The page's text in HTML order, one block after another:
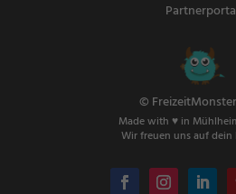
©
Made with ♥ in
Wir freuen uns auf dein